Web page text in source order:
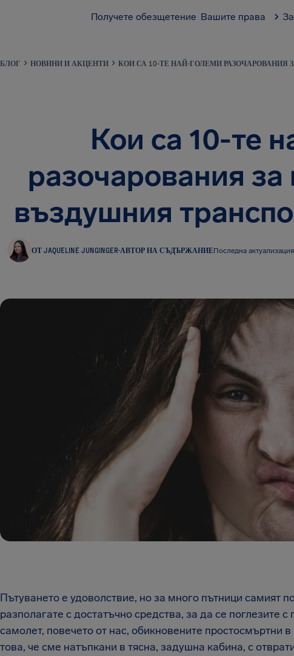
Получете обезщетение Вашите права
БЛОГ НОВИНИ И АКЦЕНТИ КОИ СА 10-ТЕ НАЙ-ГОЛЕМИ РАЗОЧАРОВАНИЯ
Кои са 10-те
разочарования
въздушния
ОТ JAQUELINE JUNGINGER·АВТОР НА СЪДЪРЖАНИЕПоследна
Пътуването е удоволствие, но за много пътници самият
разполагате с достатъчно средства, за да се поглезите
самолет, повечето от нас, обикновените простосмъртни
това, че сме натъпкани в тясна, задушна кабина, с